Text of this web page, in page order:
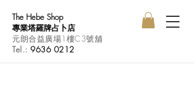
The Hebe Shop
專業塔羅牌占卜店
元朗合益廣場1樓C3號舖
Tel.:9636 0212